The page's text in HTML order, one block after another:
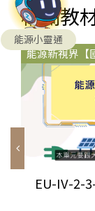
相關教
能源新視界【
EU-IV-2-
能源小靈通